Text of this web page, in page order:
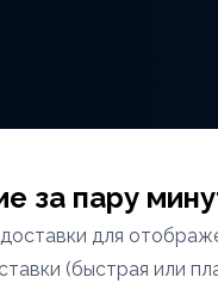
за пару
для
(быстрая или